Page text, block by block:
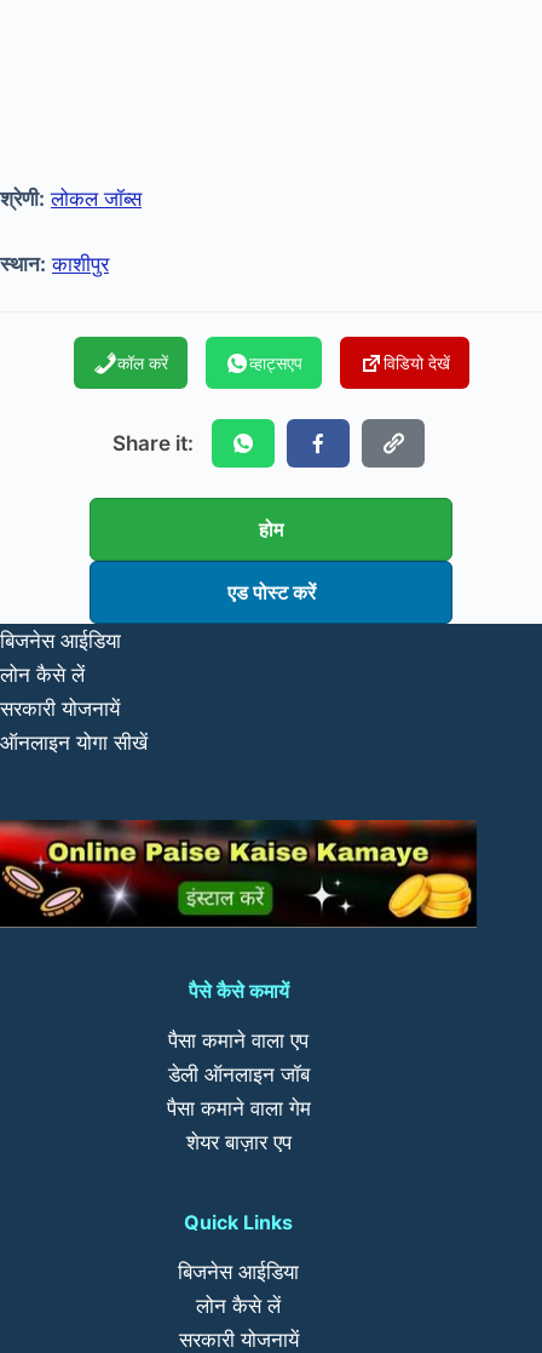
श्रेणी: लोकल जॉब्स
स्थान: काशीपुर
कॉल करें व्हाट्सएप विडियो देखें
Share it:
होम
एड पोस्ट करें
बिजनेस आईडिया
लोन कैसे लें
सरकारी योजनायें
ऑनलाइन योगा सीखें
पैसे कैसे कमायें
पैसा कमाने वाला एप
डेली ऑनलाइन जॉब
पैसा कमाने वाला गेम
शेयर बाज़ार एप
Quick Links
बिजनेस आईडिया
लोन कैसे लें
सरकारी योजनायें